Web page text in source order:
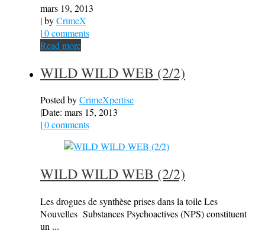
mars 19, 2013
| byCrimeX
|0 comments
Read more
WILD WILD WEB (2/2)
Posted byCrimeXpertise
|Date: mars 15, 2013
|0 comments
WILD WILD WEB (2/2)
Les drogues de synthèse prises dans la toile Les
Nouvelles Substances Psychoactives (NPS) constituent
un ...